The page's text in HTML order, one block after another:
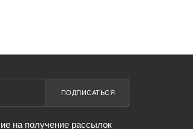
ПОДПИСАТЬСЯ
на получение рассылок